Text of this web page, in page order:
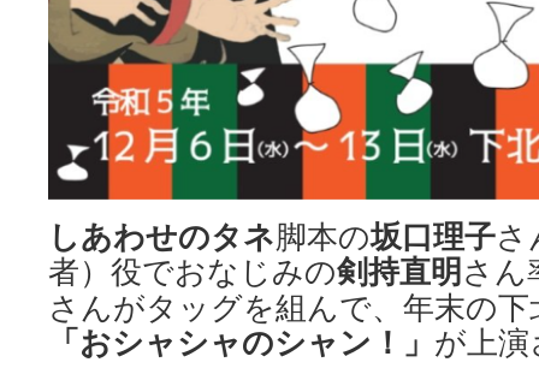
しあわせのタネ脚本の坂口理子さ
者）役でおなじみの剣持直明さん
さんがタッグを組んで、年末の
「おシャシャのシャン！」 が上